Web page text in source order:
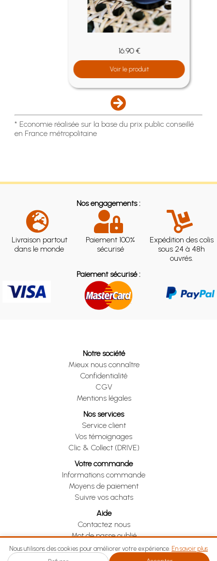
16.90 €
Voir le produit
* Economie réalisée sur la base du prix public conseillé
en France métropolitaine
Nos engagements :
Livraison partout
dans le monde
Paiement 100%
sécurisé
Expédition des colis
sous 24 à 48h
ouvrés.
Paiement sécurisé :
Notre société
Mieux nous connaître
Confidentialité
CGV
Mentions légales
Nos services
Service client
Vos témoignages
Clic & Collect (DRIVE)
Votre commande
Informations commande
Moyens de paiement
Suivre vos achats
Aide
Contactez nous
Mot de passe oublié
Je me rétracte
Nous utilisons des cookies pour améliorer votre expérience. En savoir plus